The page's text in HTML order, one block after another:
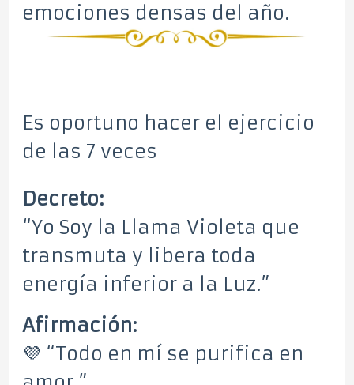
emociones densas del año.
Es oportuno hacer el ejercicio
de las 7 veces
Decreto:
“Yo Soy la Llama Violeta que
transmuta y libera toda
energía inferior a la Luz.”
Afirmación:
💜 “Todo en mí se purifica en